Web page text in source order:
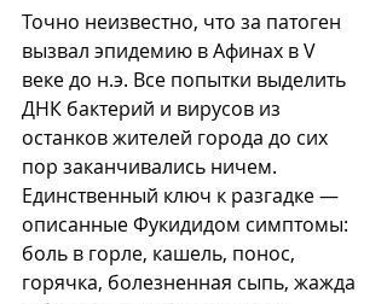
Точно неизвестно, что за патоген
вызвал эпидемию в Афинах в V
веке до н.э. Все попытки выделить
ДНК бактерий и вирусов из
останков жителей города до сих
пор заканчивались ничем.
Единственный ключ к разгадке —
описанные Фукидидом симптомы:
боль в горле, кашель, понос,
горячка, болезненная сыпь, жажда